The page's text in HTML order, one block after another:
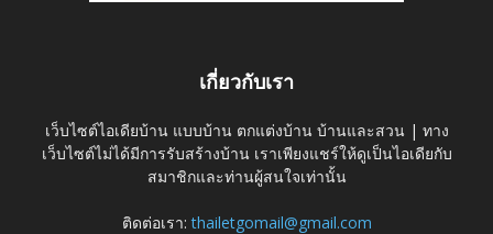
เกี่ยวกับเรา
เว็บไซต์ไอเดียบ้าน แบบบ้าน ตกแต่งบ้าน บ้านและสวน | ทาง
เว็บไซต์ไม่ได้มีการรับสร้างบ้าน เราเพียงแชร์ให้ดูเป็นไอเดียกับ
สมาชิกและท่านผู้สนใจเท่านั้น
ติดต่อเรา:thailetgomail@gmail.com